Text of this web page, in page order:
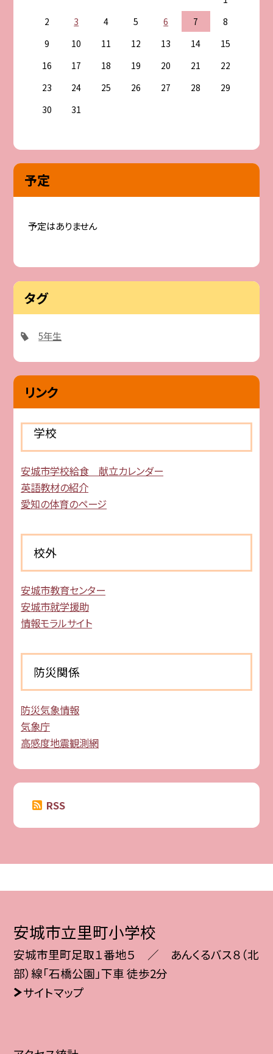
2
3 4 5 6 7
8
9
10 11 12 13 14
15
16
17 18 19 20 21
22
23
24 25 26 27 28
29
30
31
予定
予定はありません
タグ
5年生
リンク
学校
安城市学校給食 献立カレンダー
英語教材の紹介
愛知の体育のページ
校外
安城市教育センター
安城市就学援助
情報モラルサイト
防災関係
防災気象情報
気象庁
高感度地震観測網
RSS
安城市立里町小学校
安城市里町足取１番地５ ／ あんくるバス８（北
部）線「石橋公園」下車 徒歩2分
サイトマップ